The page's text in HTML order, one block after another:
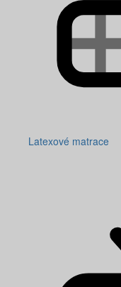
Latexové matrace